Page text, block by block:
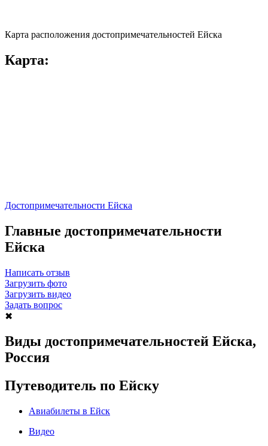
Карта расположения достопримечательностей Ейска
Карта:
Достопримечательности Ейска
Главные достопримечательности
Ейска
Написать отзыв
Загрузить фото
Загрузить видео
Задать вопрос
✖
Виды достопримечательностей Ейска,
Россия
Путеводитель по Ейску
Авиабилеты в Ейск
Видео